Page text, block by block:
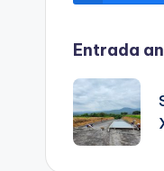
de
Entrada